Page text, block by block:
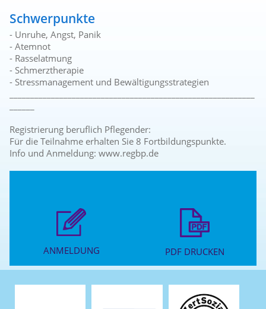
Schwerpunkte
- Unruhe, Angst, Panik
- Atemnot
- Rasselatmung
- Schmerztherapie
- Stressmanagement und Bewältigungsstrategien
Registrierung beruflich Pflegender:
Für die Teilnahme erhalten Sie 8 Fortbildungspunkte.
Info und Anmeldung: www.regbp.de
ANMELDUNG PDF DRUCKEN